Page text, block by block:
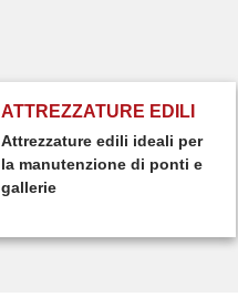
ATTREZZATURE EDILI
Attrezzature edili ideali per
la manutenzione di ponti e
gallerie